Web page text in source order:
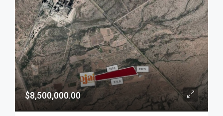
$8,500,000.00